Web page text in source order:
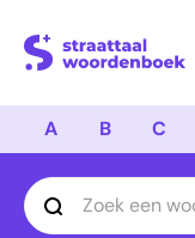
A B C